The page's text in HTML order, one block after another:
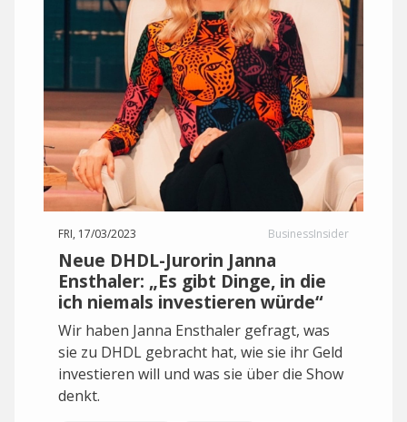
FRI, 17/03/2023 BusinessInsider
Neue DHDL-Jurorin Janna
Ensthaler: „Es gibt Dinge, in die
ich niemals investieren würde“
Wir haben Janna Ensthaler gefragt, was
sie zu DHDL gebracht hat, wie sie ihr Geld
investieren will und was sie über die Show
denkt.